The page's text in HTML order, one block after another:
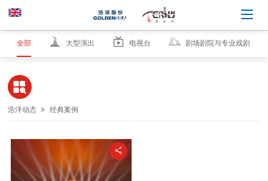
全部 大型演出 电视台 剧场剧院与专业戏剧

浩洋动态  经典案例
